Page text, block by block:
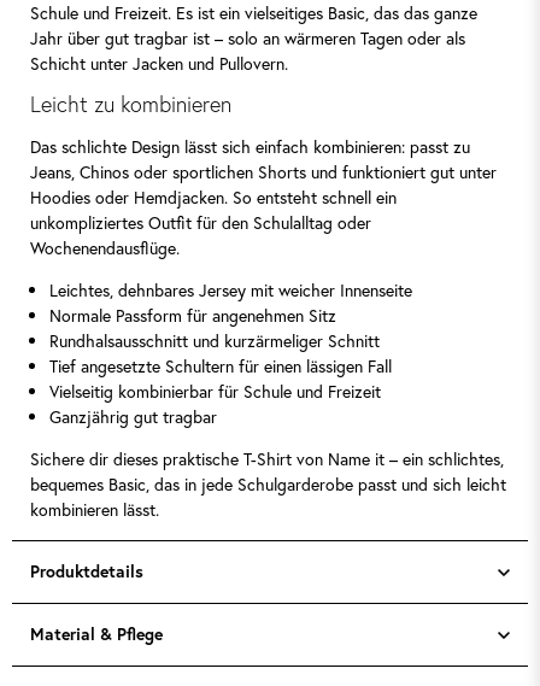
Produktdetails
Material & Pflege
Schule und Freizeit. Es ist ein vielseitiges Basic, das das ganze
Jahr über gut tragbar ist – solo an wärmeren Tagen oder als
Schicht unter Jacken und Pullovern.
Leicht zu kombinieren
Das schlichte Design lässt sich einfach kombinieren: passt zu
Jeans, Chinos oder sportlichen Shorts und funktioniert gut unter
Hoodies oder Hemdjacken. So entsteht schnell ein
unkompliziertes Outfit für den Schulalltag oder
Wochenendausflüge.
Leichtes, dehnbares Jersey mit weicher Innenseite
Normale Passform für angenehmen Sitz
Rundhalsausschnitt und kurzärmeliger Schnitt
Tief angesetzte Schultern für einen lässigen Fall
Vielseitig kombinierbar für Schule und Freizeit
Ganzjährig gut tragbar
Sichere dir dieses praktische T-Shirt von Name it – ein schlichtes,
bequemes Basic, das in jede Schulgarderobe passt und sich leicht
kombinieren lässt.